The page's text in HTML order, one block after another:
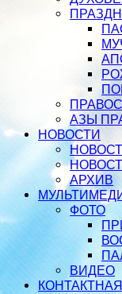
АЗЫ
НОВОСТИ
АРХИВ
ФОТО
ВИДЕО